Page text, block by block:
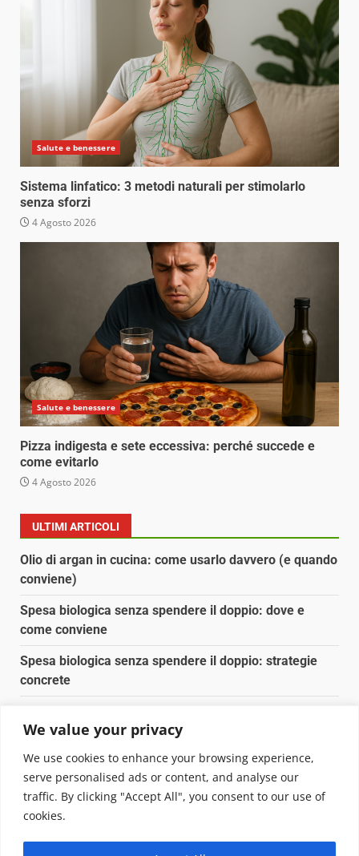
We value your privacy
We use cookies to enhance your browsing experience,
serve personalised ads or content, and analyse our
traffic. By clicking "Accept All", you consent to our use of
cookies.
Salute e benessere
Sistema linfatico: 3 metodi naturali per stimolarlo
senza sforzi
4 Agosto 2026
Salute e benessere
Pizza indigesta e sete eccessiva: perché succede e
come evitarlo
4 Agosto 2026
ULTIMI ARTICOLI
Olio di argan in cucina: come usarlo davvero (e quando
conviene)
Spesa biologica senza spendere il doppio: dove e
come conviene
Spesa biologica senza spendere il doppio: strategie
concrete
Pulizia naturale della casa: 3 ingredienti che
sostituiscono 10 prodotti chimici
Copyright © 2025 Biopianeta.it proprietà di Jws Media
Questo blog non è una testata giornalistica, in quanto